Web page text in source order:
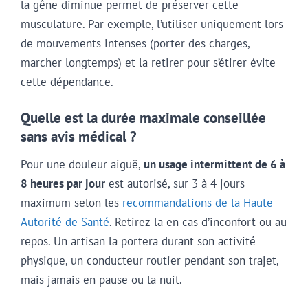
la gêne diminue permet de préserver cette
musculature. Par exemple, l’utiliser uniquement lors
de mouvements intenses (porter des charges,
marcher longtemps) et la retirer pour s’étirer évite
cette dépendance.
Quelle est la durée maximale conseillée
sans avis médical ?
Pour une douleur aiguë, un usage intermittent de 6 à
8 heures par jour est autorisé, sur 3 à 4 jours
maximum selon les recommandations de la Haute
Autorité de Santé. Retirez-la en cas d’inconfort ou au
repos. Un artisan la portera durant son activité
physique, un conducteur routier pendant son trajet,
mais jamais en pause ou la nuit.